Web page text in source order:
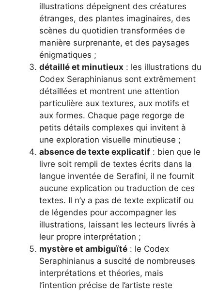
illustrations dépeignent des créatures
étranges, des plantes imaginaires, des
scènes du quotidien transformées de
manière surprenante, et des paysages
énigmatiques ;
détaillé et minutieux : les illustrations du
Codex Seraphinianus sont extrêmement
détaillées et montrent une attention
particulière aux textures, aux motifs et
aux formes. Chaque page regorge de
petits détails complexes qui invitent à
une exploration visuelle minutieuse ;
absence de texte explicatif : bien que le
livre soit rempli de textes écrits dans la
langue inventée de Serafini, il ne fournit
aucune explication ou traduction de ces
textes. Il n’y a pas de texte explicatif ou
de légendes pour accompagner les
illustrations, laissant les lecteurs livrés à
leur propre interprétation ;
mystère et ambiguïté : le Codex
Seraphinianus a suscité de nombreuses
interprétations et théories, mais
l’intention précise de l’artiste reste